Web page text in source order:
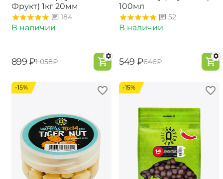
Фрукт) 1кг 20мм
184
В наличии
‍899‍ ₽‍1 058‍₽
100мл
52
В наличии
‍549‍ ₽‍646‍₽
-15% -15%